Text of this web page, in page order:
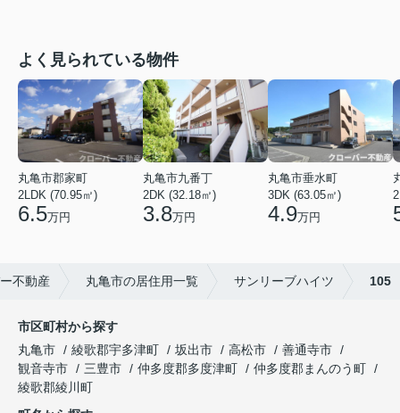
よく見られている物件
丸亀市郡家町
2LDK (70.95㎡)
6.5万円
丸亀市九番丁
2DK (32.18㎡)
3.8万円
丸亀市垂水町
3DK (63.05㎡)
4.9万円
不動産 丸亀市の居住用一覧 サンリーブハイツ 105
市区町村から探す
丸亀市
綾歌郡宇多津町 坂出市 高松市
善通寺市
観音寺市
三豊市 仲多度郡多度津町
仲多度郡まんのう町
綾歌郡綾川町